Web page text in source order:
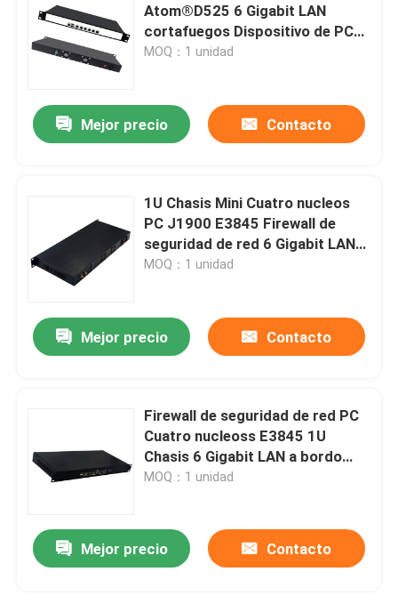
PC industrial de la tableta
PC de criptominería
mini placa madre del itx
placa madre nana
Placa base de PC OPS
placa madre industrial de la PC
Placa base de PC para minería
Atom®D525 6 Gigabit LAN
cortafuegos Dispositivo de PC
compatible con enrutador de
MOQ：1 unidad
Mejor precio Contacto
1U Chasis Mini Cuatro nucleos
PC J1900 E3845 Firewall de
seguridad de red 6 Gigabit LAN
Bypass
MOQ：1 unidad
Mejor precio Contacto
Firewall de seguridad de red PC
Cuatro nucleoss E3845 1U
Chasis 6 Gigabit LAN a bordo
4GB RAM
MOQ：1 unidad
Mejor precio Contacto